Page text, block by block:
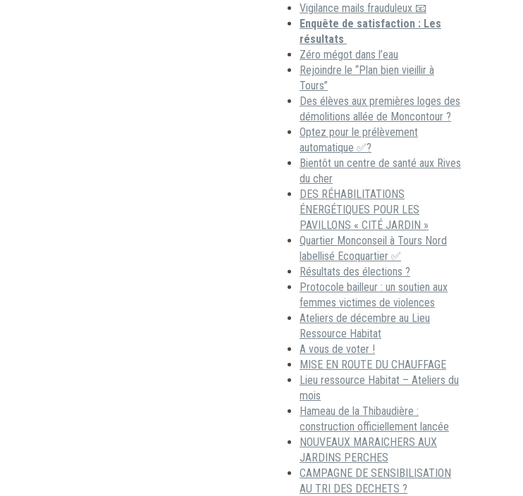
Vigilance mails frauduleux 📧
Enquête de satisfaction : Les
résultats
Zéro mégot dans l’eau
Rejoindre le “Plan bien vieillir à
Tours”
Des élèves aux premières loges des
démolitions allée de Moncontour ?
Optez pour le prélèvement
automatique ✅?
Bientôt un centre de santé aux Rives
du cher
DES RÉHABILITATIONS
ÉNERGÉTIQUES POUR LES
PAVILLONS « CITÉ JARDIN »
Quartier Monconseil à Tours Nord
labellisé Ecoquartier ✅
Résultats des élections ?
Protocole bailleur : un soutien aux
femmes victimes de violences
Ateliers de décembre au Lieu
Ressource Habitat
A vous de voter !
MISE EN ROUTE DU CHAUFFAGE
Lieu ressource Habitat – Ateliers du
mois
Hameau de la Thibaudière :
construction officiellement lancée
NOUVEAUX MARAICHERS AUX
JARDINS PERCHES
CAMPAGNE DE SENSIBILISATION
AU TRI DES DECHETS ?